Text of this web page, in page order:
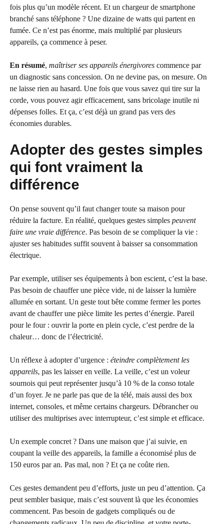
fois plus qu’un modèle récent. Et un chargeur de smartphone
branché sans téléphone ? Une dizaine de watts qui partent en
fumée. Ce n’est pas énorme, mais multiplié par plusieurs
appareils, ça commence à peser.
En résumé, maîtriser ses appareils énergivores commence par
un diagnostic sans concession. On ne devine pas, on mesure. On
ne laisse rien au hasard. Une fois que vous savez qui tire sur la
corde, vous pouvez agir efficacement, sans bricolage inutile ni
dépenses folles. Et ça, c’est déjà un grand pas vers des
économies durables.
Adopter des gestes simples
qui font vraiment la
différence
On pense souvent qu’il faut changer toute sa maison pour
réduire la facture. En réalité, quelques gestes simples peuvent
faire une vraie différence. Pas besoin de se compliquer la vie :
ajuster ses habitudes suffit souvent à baisser sa consommation
électrique.
Par exemple, utiliser ses équipements à bon escient, c’est la base.
Pas besoin de chauffer une pièce vide, ni de laisser la lumière
allumée en sortant. Un geste tout bête comme fermer les portes
avant de chauffer une pièce limite les pertes d’énergie. Pareil
pour le four : ouvrir la porte en plein cycle, c’est perdre de la
chaleur… donc de l’électricité.
Un réflexe à adopter d’urgence : éteindre complètement les
appareils, pas les laisser en veille. La veille, c’est un voleur
sournois qui peut représenter jusqu’à 10 % de la conso totale
d’un foyer. Je ne parle pas que de la télé, mais aussi des box
internet, consoles, et même certains chargeurs. Débrancher ou
utiliser des multiprises avec interrupteur, c’est simple et efficace.
Un exemple concret ? Dans une maison que j’ai suivie, en
coupant la veille des appareils, la famille a économisé plus de
150 euros par an. Pas mal, non ? Et ça ne coûte rien.
Ces gestes demandent peu d’efforts, juste un peu d’attention. Ça
peut sembler basique, mais c’est souvent là que les économies
commencent. Pas besoin de gadgets compliqués ou de